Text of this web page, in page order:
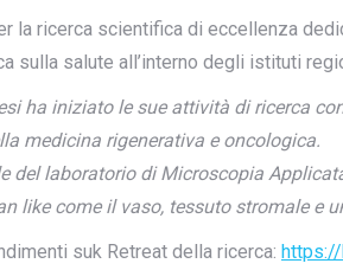
la ricerca scientifica di eccellenza
sulla salute all’interno degli istituti
ha iniziato le sue attività di ricerca
medicina rigenerativa e oncologica.
del laboratorio di Microscopia
like come il vaso, tessuto stromale
suk Retreat della ricerca: